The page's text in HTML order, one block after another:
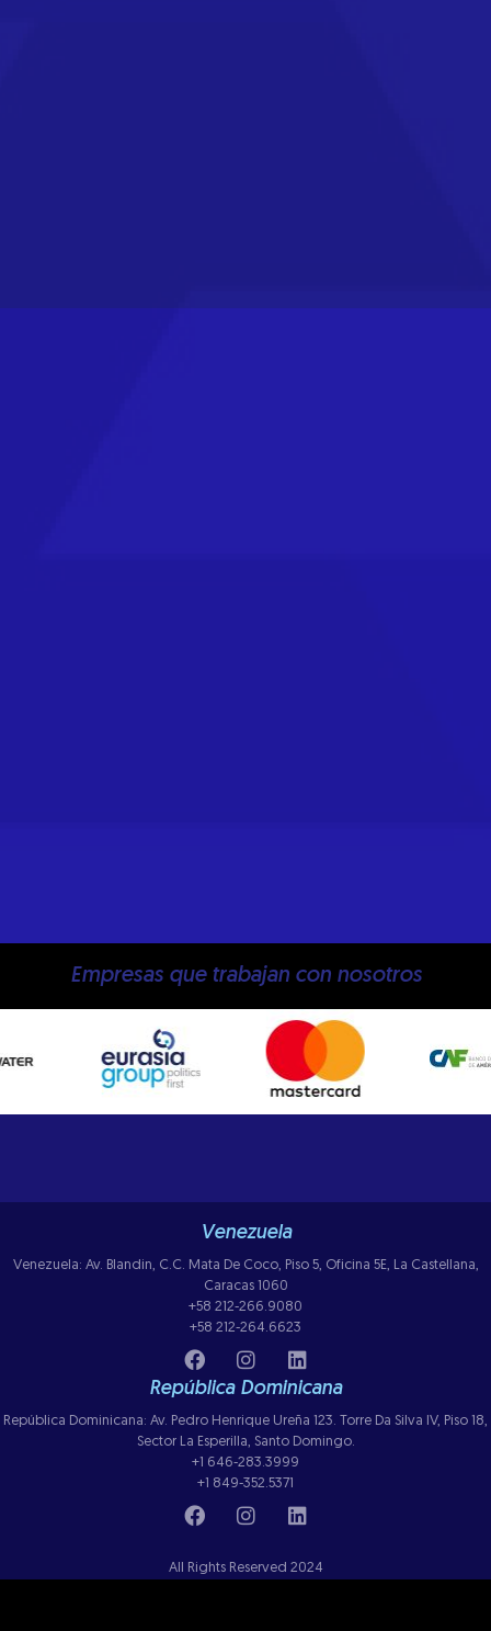
Empresas que trabajan con nosotros
Venezuela
Venezuela: Av. Blandin, C.C. Mata De Coco, Piso 5, Oficina 5E, La Castellana,
Caracas 1060
+58 212-266.9080
+58 212-264.6623
República Dominicana
República Dominicana: Av. Pedro Henrique Ureña 123. Torre Da Silva IV, Piso 18,
Sector La Esperilla, Santo Domingo.
+1 646-283.3999
+1 849-352.5371
All Rights Reserved 2024